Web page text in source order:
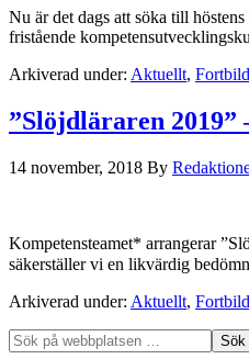
Nu är det dags att söka till
fristående
Arkiverad under: Aktuellt,
”Slöjdläraren 2019”
14 november, 2018 By
Kompetensteamet* arrangerar
säkerställer vi en likvärdig
Arkiverad under: Aktuellt,